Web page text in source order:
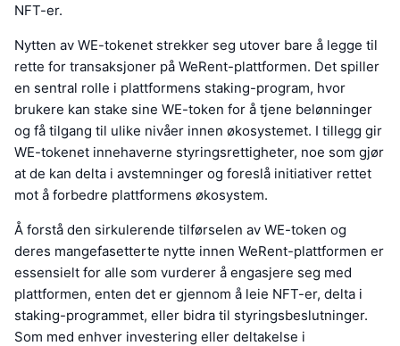
NFT-er.
Nytten av WE-tokenet strekker seg utover bare å legge til
rette for transaksjoner på WeRent-plattformen. Det spiller
en sentral rolle i plattformens staking-program, hvor
brukere kan stake sine WE-token for å tjene belønninger
og få tilgang til ulike nivåer innen økosystemet. I tillegg gir
WE-tokenet innehaverne styringsrettigheter, noe som gjør
at de kan delta i avstemninger og foreslå initiativer rettet
mot å forbedre plattformens økosystem.
Å forstå den sirkulerende tilførselen av WE-token og
deres mangefasetterte nytte innen WeRent-plattformen er
essensielt for alle som vurderer å engasjere seg med
plattformen, enten det er gjennom å leie NFT-er, delta i
staking-programmet, eller bidra til styringsbeslutninger.
Som med enhver investering eller deltakelse i